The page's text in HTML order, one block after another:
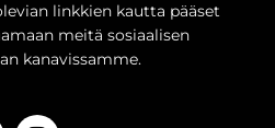
linkkien kautta pääset
meitä sosiaalisen
kanavissamme.